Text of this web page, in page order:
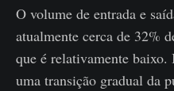
O volume de entrada e
atualmente cerca de 32%
que é relativamente baixo.
uma transição gradual da